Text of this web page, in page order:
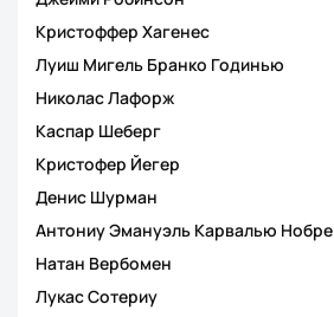
Кристоффер Хагенес
Луиш Мигель Бранко Годинью
Николас Лафорж
Каспар Шеберг
Кристофер Йегер
Денис Шурман
Антониу Эмануэль Карвалью Нобре
Натан Вербомен
Лукас Сотериу